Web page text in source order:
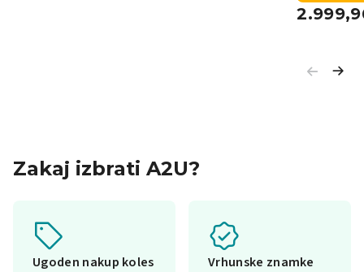
Zakaj izbrati A2U?
Ugoden nakup koles Vrhunske znamke